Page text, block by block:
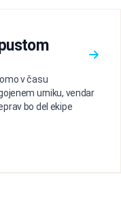
v času
urniku, vendar
bo del ekipe